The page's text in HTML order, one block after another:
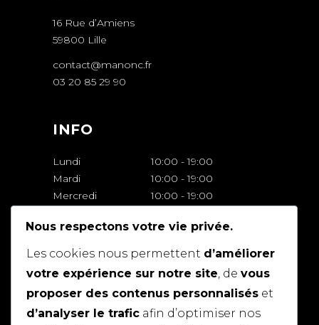
16 Rue d’Amiens
59800 Lille
contact@manonc.fr
03 20 85 29 90
INFO
Lundi 10:00 - 19:00
Mardi
10:00 - 19:00
Mercredi
10:00 - 19:00
Vendredi
10:00 -
19:00
Samedi
18:00
Nous respectons votre vie privée.
Les cookies nous permettent d’améliorer
votre expérience sur notre site , de vous
proposer des contenus personnalisés et
d’analyser le trafic afin d’optimiser nos